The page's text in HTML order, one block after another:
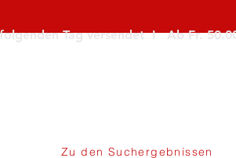
Tag versendet  I   Ab Fr.
Zu den Suchergebnissen